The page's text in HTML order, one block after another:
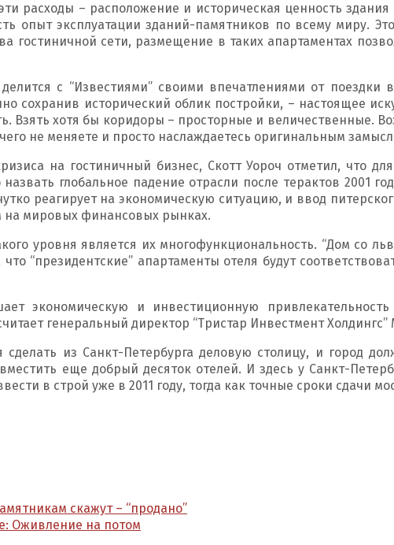
расходы – расположение и историческая ценность
опыт эксплуатации зданий-памятников по всему миру.
гостиничной сети, размещение в таких апартаментах
с “Известиями” своими впечатлениями от поездки
сохранив исторический облик постройки, – настоящее
Взять хотя бы коридоры – просторные и величественные.
не меняете и просто наслаждаетесь оригинальным
на гостиничный бизнес, Скотт Уороч отметил, что
глобальное падение отрасли после терактов 2001
реагирует на экономическую ситуацию, и ввод
на мировых финансовых рынках.
уровня является их многофункциональность. “Дом со
“президентские” апартаменты отеля будут
экономическую и инвестиционную
генеральный директор “Тристар Инвестмент
сделать из Санкт-Петербурга деловую столицу, и город
еще добрый десяток отелей. И здесь у Санкт-
в строй уже в 2011 году, тогда как точные сроки сдачи
скажут – “продано”
Оживление на потом